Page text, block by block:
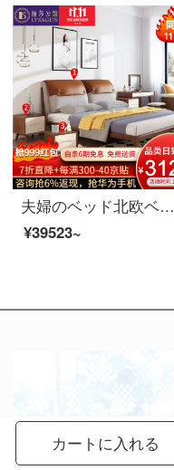
夫婦のベッド北欧ベッドの木の皮の布芸のダブルベッド1.8メートルの寝室は簡単にベッドの結婚式ベッドの家具のベッドを洗うことができます。
¥39523~
カートに入れる